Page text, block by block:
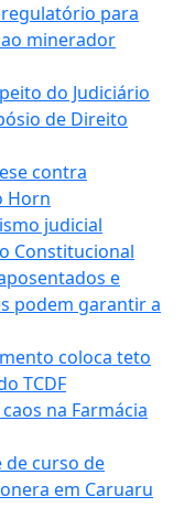
para
minerador
do Judiciário
de Direito
contra
Horn
judicial
Constitucional
e
podem garantir a
coloca teto
TCDF
na Farmácia
curso de
em Caruaru